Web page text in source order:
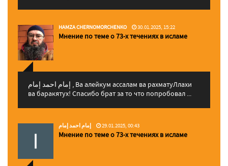
HAMZA CHERNOMORCHENKO 30.01.2025, 15:22
Мнение по теме о 73-х течениях в исламе
إمام احمد إمام , Ва алейкум ассалам ва рахматуЛлахи
ва баракятух! Спасибо брат за то что попробовал ...
إمام احمد إمام 29.01.2025, 00:43
Мнение по теме о 73-х течениях в исламе